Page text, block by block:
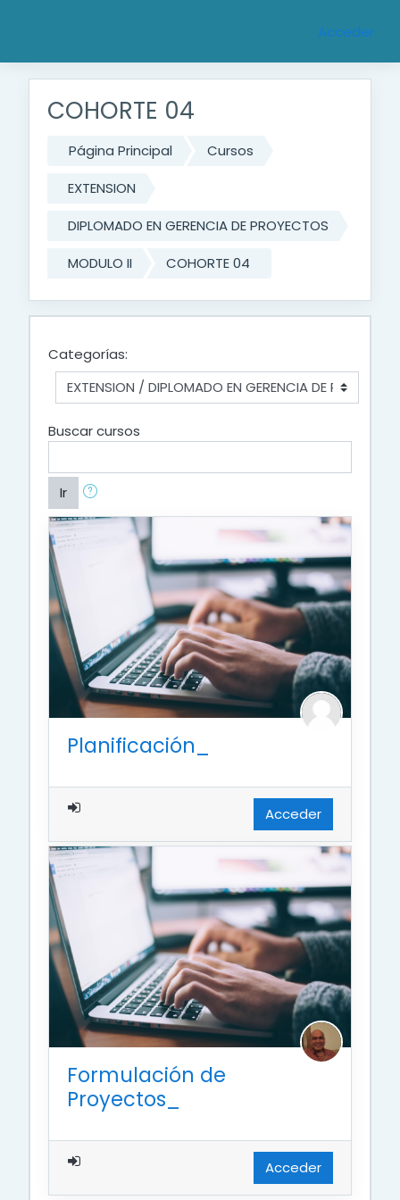
Acceder
COHORTE 04
Página Principal
Cursos
EXTENSION
DIPLOMADO EN GERENCIA DE PROYECTOS
MODULO II
COHORTE 04
Categorías:
Buscar cursos
Ir
Planificación_
Acceder
Formulación de
Proyectos_
Acceder